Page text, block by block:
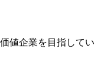
値企業を目指してい